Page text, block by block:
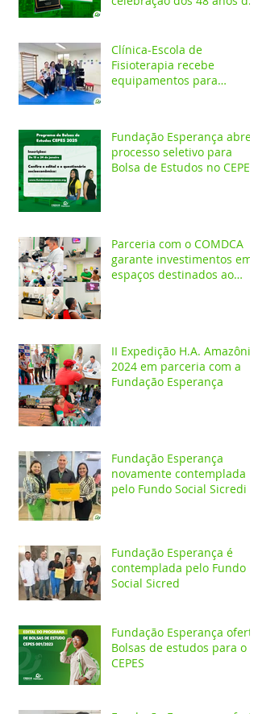
Clínica-Escola de
Fisioterapia recebe
equipamentos para
Fundação Esperança abre
processo seletivo para
Bolsa de Estudos no CEPES
Parceria com o COMDCA
garante investimentos em
espaços destinados ao
II Expedição H.A. Amazônia
2024 em parceria com a
Fundação Esperança
Fundação Esperança
novamente contemplada
pelo Fundo Social Sicredi
Fundação Esperança é
contemplada pelo Fundo
Social Sicred
Fundação Esperança oferta
Bolsas de estudos para o
CEPES